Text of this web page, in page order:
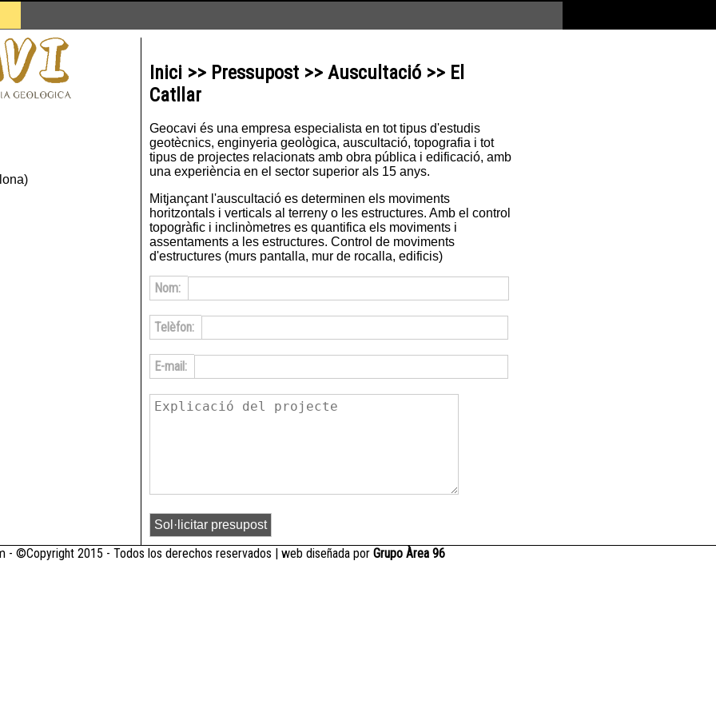
Inici >> Pressupost >> Auscultació >> El
Catllar
Geocavi és una empresa especialista en tot tipus d'estudis
geotècnics, enginyeria geològica, auscultació, topografia i tot
tipus de projectes relacionats amb obra pública i edificació, amb
una experiència en el sector superior als 15 anys.
Mitjançant l'auscultació es determinen els moviments
horitzontals i verticals al terreny o les estructures. Amb el control
topogràfic i inclinòmetres es quantifica els moviments i
assentaments a les estructures. Control de moviments
d'estructures (murs pantalla, mur de rocalla, edificis)
Nom:
Telèfon:
E-mail:
- ©Copyright 2015 - Todos los derechos reservados | web diseñada por Grupo Àrea 96